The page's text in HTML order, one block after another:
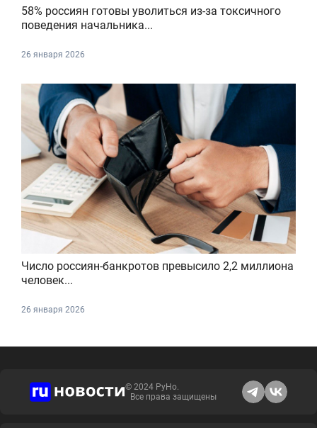
58% россиян готовы уволиться из-за токсичного
поведения начальника...
26 января 2026
Число россиян-банкротов превысило 2,2 миллиона
человек...
26 января 2026
© 2024 РуНо.
Все права защищены